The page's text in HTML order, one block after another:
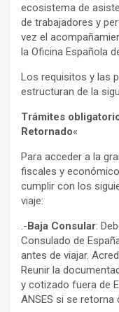
ecosistema de
de trabajadores y
vez el
la Oficina Española
Los requisitos y las
estructuran de la
Trámites
Retornado«
Para acceder a la
fiscales y
cumplir con los
viaje:
.-Baja Consular:
Consulado de
antes de viajar.
Reunir la
y cotizado fuera de
ANSES si se retorna